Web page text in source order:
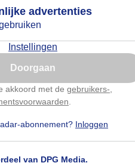
advertenties
Instellingen
Doorgaan
akkoord met de gebruikers-
abonnement? Inloggen
van DPG Media.
deze toestemming
gevraagd wordt.
toon de popup
misschien later
wil je niet elke dag deze pop-up
om dit aan te passen